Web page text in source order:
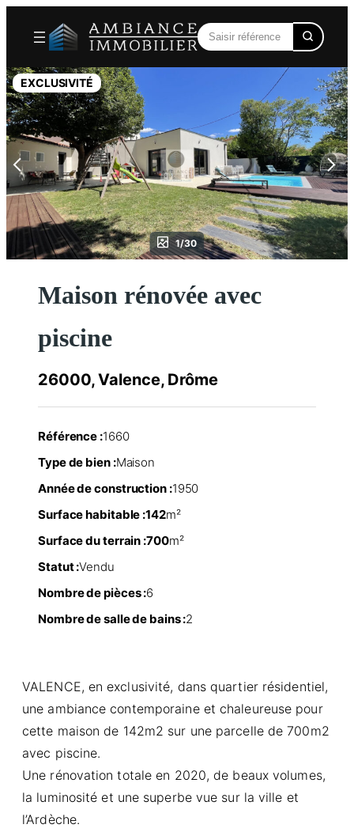
contenu
EXCLUSIVITÉ
1/30
Maison rénovée avec
piscine
26000, Valence, Drôme
Référence :1660
Type de bien :Maison
Année de construction :1950
Surface habitable :142m²
Surface du terrain :700m²
Statut :Vendu
Nombre de pièces :6
Nombre de salle de bains :2
VALENCE, en exclusivité, dans quartier résidentiel,
une ambiance contemporaine et chaleureuse pour
cette maison de 142m2 sur une parcelle de 700m2
avec piscine.
Une rénovation totale en 2020, de beaux volumes,
la luminosité et une superbe vue sur la ville et
l’Ardèche.